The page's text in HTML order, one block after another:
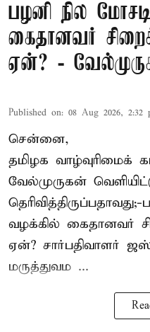
பழனி நில
கைதானவர்
ஏன்? -
Published on: 08 Aug 2026, 2:32
சென்னை,
தமிழக வாழ்வுரிமைக்
வேல்முருகன்
தெரிவித்திருப்பதாவது;-
வழக்கில் கைதானவர்
ஏன்? சார்பதிவாளர்
மருத்துவம ...